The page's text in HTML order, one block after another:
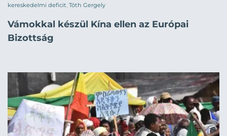
kereskedelmi deficit, Tóth Gergely
Vámokkal készül Kína ellen az Európai
Bizottság